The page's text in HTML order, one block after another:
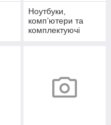
Ноутбуки,
комп’ютери та
комплектуючі